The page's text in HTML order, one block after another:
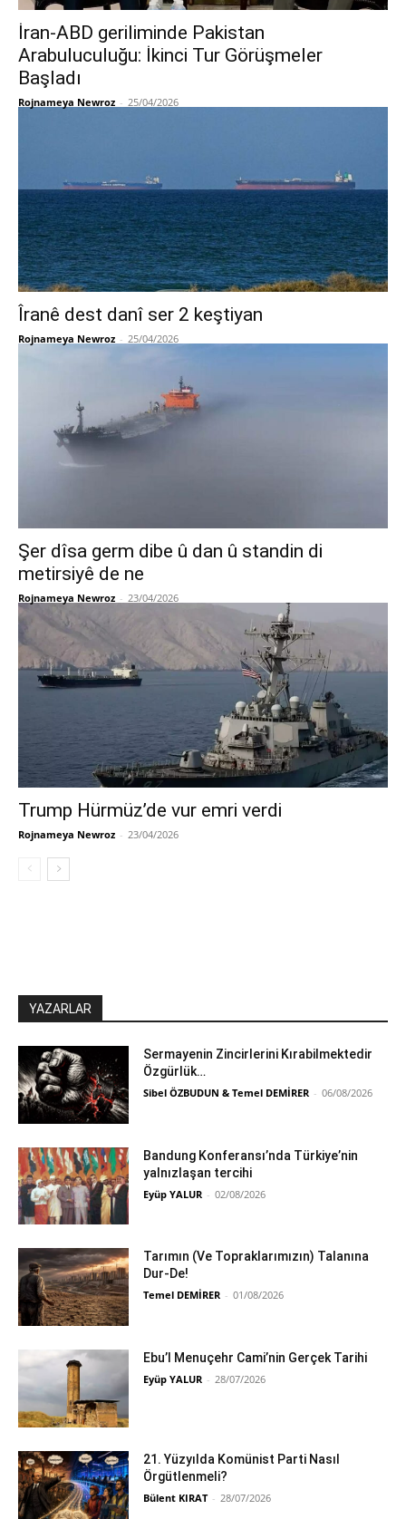
İran-ABD geriliminde Pakistan
Arabuluculuğu: İkinci Tur Görüşmeler
Başladı
Rojnameya Newroz - 25/04/2026
Îranê dest danî ser 2 keştiyan
Rojnameya Newroz - 25/04/2026
Şer dîsa germ dibe û dan û standin di
metirsiyê de ne
Rojnameya Newroz - 23/04/2026
Trump Hürmüz’de vur emri verdi
Rojnameya Newroz - 23/04/2026
YAZARLAR
Sermayenin Zincirlerini Kırabilmektedir
Özgürlük…
Sibel ÖZBUDUN & Temel DEMİRER - 06/08/2026
Bandung Konferansı’nda Türkiye’nin
yalnızlaşan tercihi
Eyüp YALUR - 02/08/2026
Tarımın (Ve Topraklarımızın) Talanına
Dur-De!
Temel DEMİRER - 01/08/2026
Ebu’l Menuçehr Cami’nin Gerçek Tarihi
Eyüp YALUR - 28/07/2026
21. Yüzyılda Komünist Parti Nasıl
Örgütlenmeli?
Bülent KIRAT - 28/07/2026